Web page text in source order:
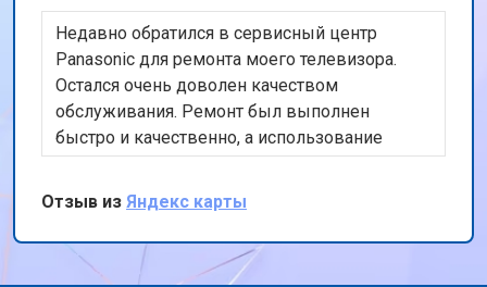
Недавно обратился в сервисный центр
Panasonic для ремонта моего телевизора.
Остался очень доволен качеством
обслуживания. Ремонт был выполнен
быстро и качественно, а использование
оригинальных запчастей дает уверенность в
долговечности ремонта. Также порадовала
бесплатная доставка техники. Спасибо за ваш
профессионализм и внимание к клиентам!
Отзыв из Яндекс карты